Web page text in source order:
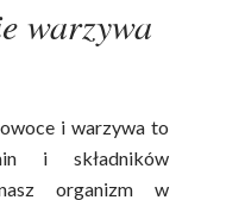
warzywa
i warzywa to
i składników
organizm w